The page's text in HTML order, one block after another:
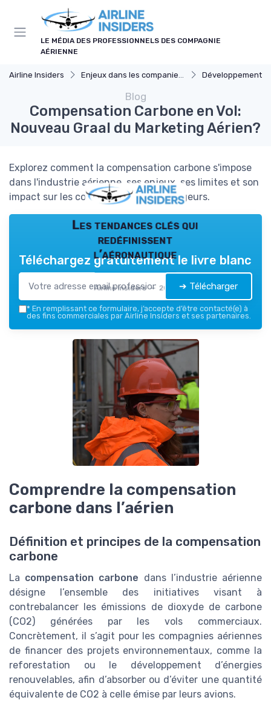
LE MÉDIA DES PROFESSIONNELS DES COMPAGNIE
AÉRIENNE
Airline Insiders Enjeux dans les companies d'aviation Développement
Blog
Compensation Carbone en Vol:
Nouveau Graal du Marketing Aérien?
Explorez comment la compensation carbone s'impose
dans l'industrie aérienne, ses enjeux, ses limites et son
impact sur les compagnies et les voyageurs.
Les tendances clés qui
redéfinissent
l’aéronautique
Airline Insiders — 2026
Téléchargez gratuitement le livre blanc
➔ Télécharger
* En remplissant ce formulaire, j’accepte d’être contacté(e) à
des fins commerciales par Airline Insiders et ses partenaires.
Comprendre la compensation
carbone dans l’aérien
Définition et principes de la compensation
carbone
La compensation carbone dans l’industrie aérienne
désigne l’ensemble des initiatives visant à
contrebalancer les émissions de dioxyde de carbone
(CO2) générées par les vols commerciaux.
Concrètement, il s’agit pour les compagnies aériennes
de financer des projets environnementaux, comme la
reforestation ou le développement d’énergies
renouvelables, afin d’absorber ou d’éviter une quantité
équivalente de CO2 à celle émise par leurs avions.
Panneau de gestion des cookies